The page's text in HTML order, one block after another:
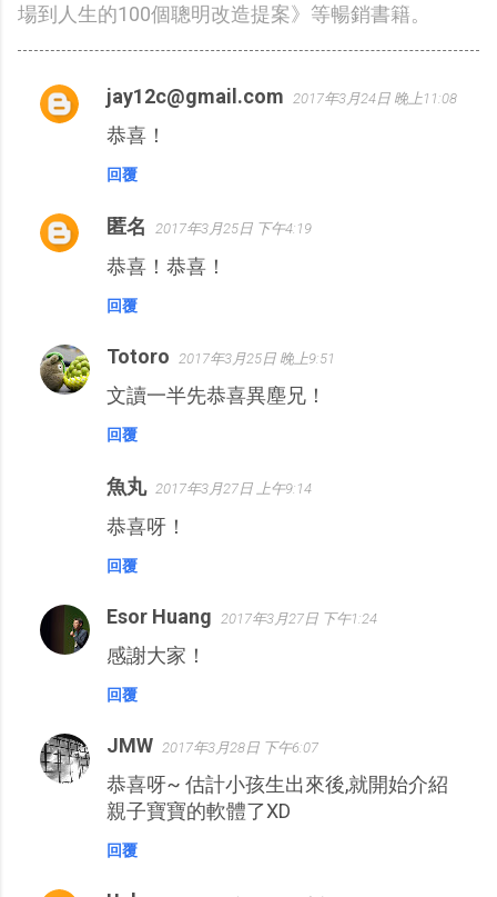
場到人生的100個聰明改造提案》等暢銷書籍。
留
jay12c@gmail.com 2017年3月24日 晚上11:08
恭喜！
回覆
匿名 2017年3月25日 下午4:19
恭喜！恭喜！
回覆
Totoro 2017年3月25日 晚上9:51
文讀一半先恭喜異塵兄！
回覆
魚丸 2017年3月27日 上午9:14
恭喜呀！
回覆
Esor Huang 2017年3月27日 下午1:24
感謝大家！
回覆
JMW 2017年3月28日 下午6:07
恭喜呀~ 估計小孩生出來後,就開始介紹
親子寶寶的軟體了XD
回覆